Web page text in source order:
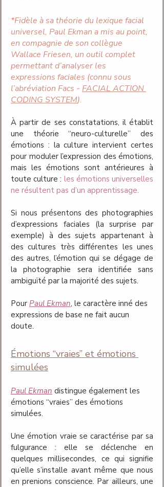
*Fidèle à sa théorie du lexique facial
universel, Paul Ekman a mis au point,
en compagnie de son collègue
Wallace Friesen, un outil complet
permettant d’analyser les
expressions faciales (connu sous
l’abréviation Facs - FACIAL ACTION
CODING SYSTEM).
À partir de ses constatations, il établit
une théorie “neuro-culturelle” des
émotions : la culture intervient certes
pour moduler l’expression des émotions,
mais les émotions sont antérieures à
toute culture : les émotions universelles
ne résultent pas d’un apprentissage.
Si nous présentons des photographies
d’expressions faciales (la surprise par
exemple) à des sujets appartenant à
des cultures très différentes les unes
des autres, l’émotion qui se dégage de
la photographie sera identifiée sans
ambiguïté par la majorité des sujets.
Pour Paul Ekman, le caractère inné des
expressions de base ne fait aucun
doute.
Émotions “vraies” et émotions
simulées
Paul Ekman distingue également les
émotions “vraies” des émotions
simulées.
Une émotion vraie se caractérise par sa
fulgurance : elle se déclenche en
quelques millisecondes, ce qui signifie
qu’elle s’installe avant même que nous